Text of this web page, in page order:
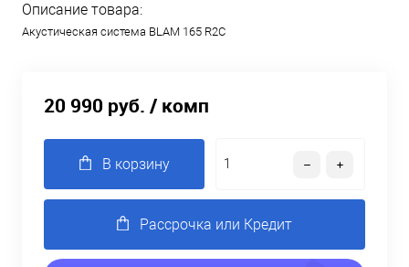
Описание товара:
Акустическая система BLAM 165 R2C
20 990 руб. / комп
В корзину
Рассрочка или Кредит